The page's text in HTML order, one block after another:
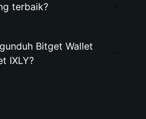
terbaik?
Bitget Wallet
IXLY?